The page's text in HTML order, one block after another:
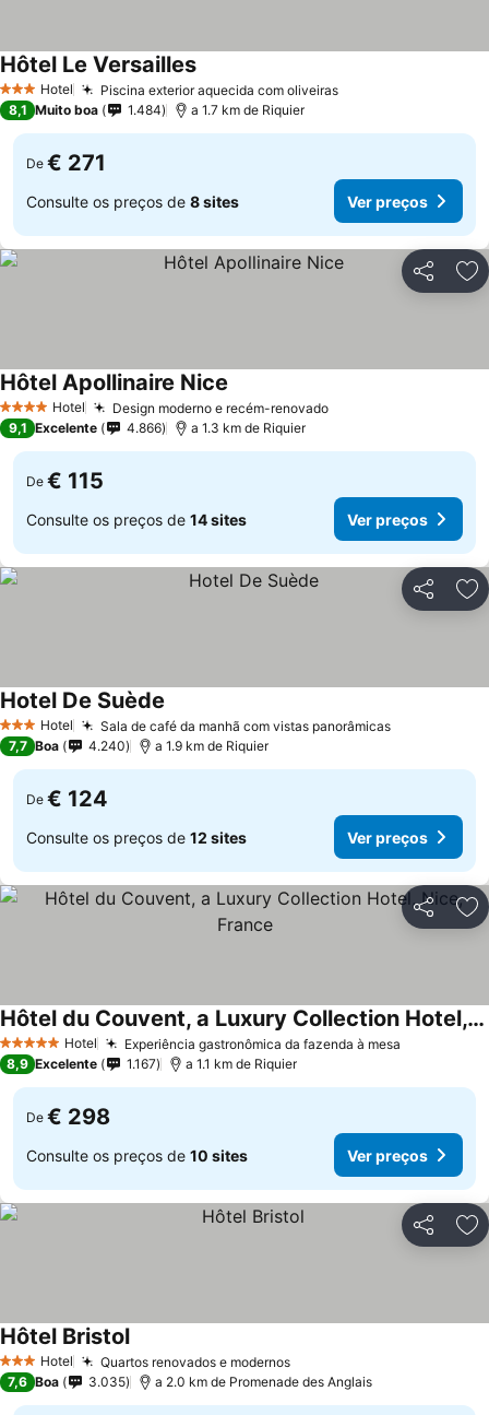
3 EstrelasHotel Piscina exterior aquecida com oliveiras
Hôtel Le Versailles
8,1 Muito boa 1.484 a 1.7 km de Riquier
De € 271
Consulte os preços de 8 sites Ver preços
Partilhar
4 EstrelasHotel Design moderno e recém-renovado
Hôtel Apollinaire Nice
9,1 Excelente 4.866 a 1.3 km de Riquier
De € 115
Consulte os preços de 14 sites Ver preços
Partilhar
3 EstrelasHotel Sala de café da manhã com vistas panorâmicas
Hotel De Suède
7,7 Boa 4.240 a 1.9 km de Riquier
De € 124
Consulte os preços de 12 sites Ver preços
Partilhar
5 Estrelas Hotel Experiência gastronômica da fazenda à mesa
Hôtel du Couvent, a Luxury Collection Hotel, Nice, France
8,9 Excelente 1.167 a 1.1 km de Riquier
De € 298
Consulte os preços de 10 sites Ver preços
Partilhar
3 EstrelasHotel Quartos renovados e modernos
Hôtel Bristol
7,6 Boa 3.035 a 2.0 km de Promenade des Anglais